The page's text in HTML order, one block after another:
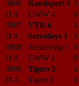
3806
Randsport 1 3
D A
UWW 4 0
3807
VTR 6 3
D A
hotvolleys 1 3
3808
Simmering 1 0
D A
UWW 4 0
3809
Tigers 2 3
D A
Tigers 2 0